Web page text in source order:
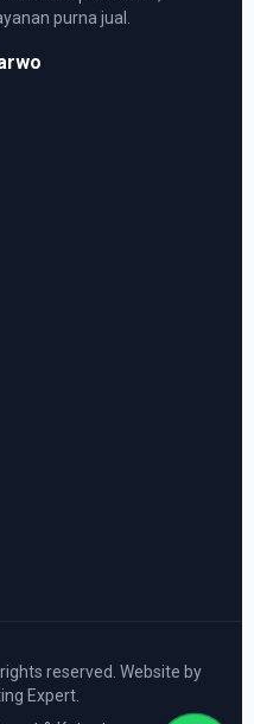
purna jual.
reserved. Website by
Expert.